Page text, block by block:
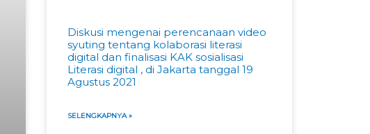
Diskusi mengenai perencanaan video
syuting tentang kolaborasi literasi
digital dan finalisasi KAK sosialisasi
Literasi digital , di Jakarta tanggal 19
Agustus 2021
SELENGKAPNYA »